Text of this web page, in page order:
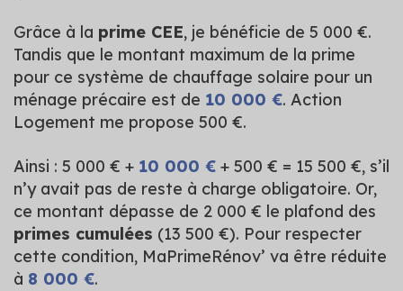
Grâce à la prime CEE, je bénéficie de 5 000 €.
Tandis que le montant maximum de la prime
pour ce système de chauffage solaire pour un
ménage précaire est de 10 000 €. Action
Logement me propose 500 €.
Ainsi : 5 000 € + 10 000 € + 500 € = 15 500 €, s’il
n’y avait pas de reste à charge obligatoire. Or,
ce montant dépasse de 2 000 € le plafond des
primes cumulées (13 500 €). Pour respecter
cette condition, MaPrimeRénov’ va être réduite
à 8 000 €.